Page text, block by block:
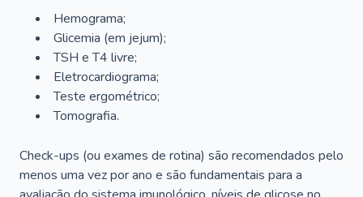
Hemograma;
Glicemia (em jejum);
TSH e T4 livre;
Eletrocardiograma;
Teste ergométrico;
Tomografia.
Check-ups (ou exames de rotina) são recomendados pelo
menos uma vez por ano e são fundamentais para a